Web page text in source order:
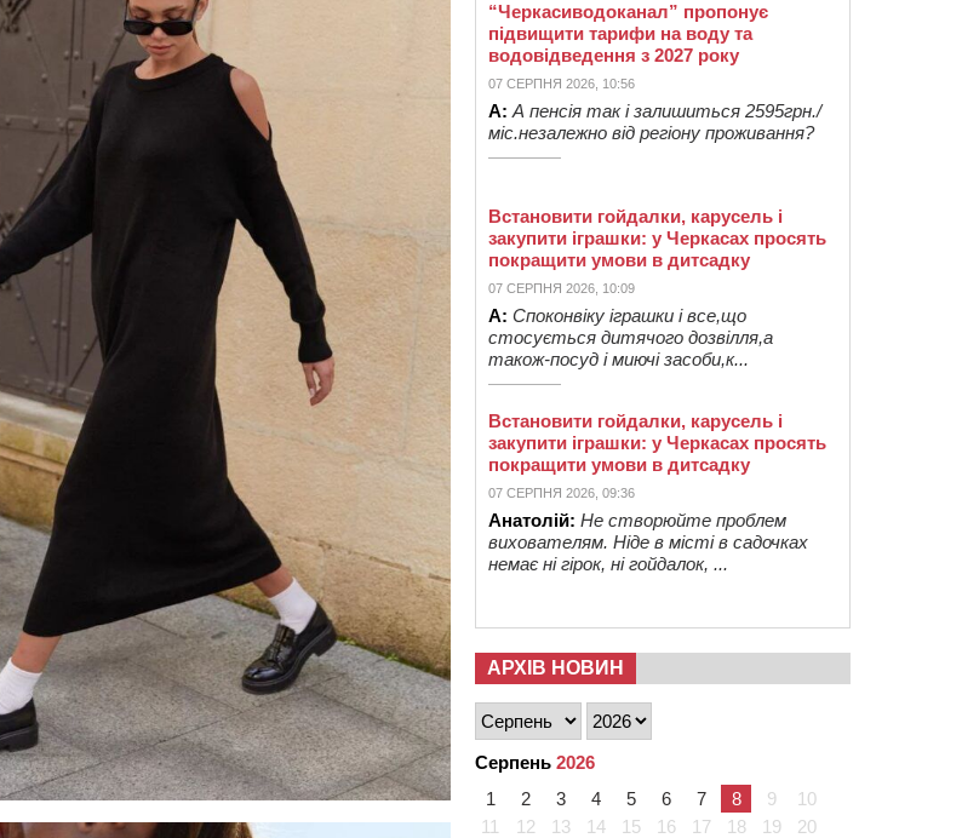
“Черкасиводоканал” пропонує
підвищити тарифи на воду та
водовідведення з 2027 року
07 СЕРПНЯ 2026, 10:56
А: А пенсія так і залишиться 2595грн./
міс.незалежно від регіону проживання?
Встановити гойдалки, карусель і
закупити іграшки: у Черкасах просять
покращити умови в дитсадку
07 СЕРПНЯ 2026, 10:09
А: Споконвіку іграшки і все,що
стосується дитячого дозвілля,а
також-посуд і миючі засоби,к...
Встановити гойдалки, карусель і
закупити іграшки: у Черкасах просять
покращити умови в дитсадку
07 СЕРПНЯ 2026, 09:36
Анатолій: Не створюйте проблем
вихователям. Ніде в місті в садочках
немає ні гірок, ні гойдалок, ...
АРХІВ НОВИН
Серпень 2026
1
2 3 4 5 6 7 8 9
10
11
12 13 14 15 16 17 18 19 20